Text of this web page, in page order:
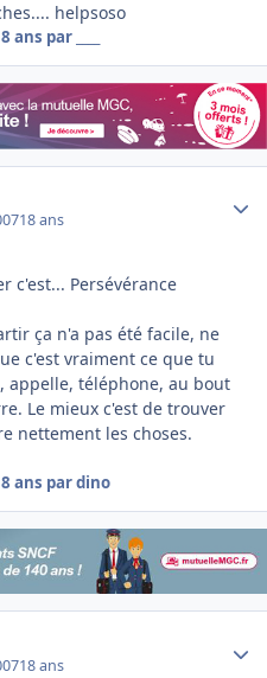
helpsoso
ans par ____
18 ans
c'est... Persévérance
ça n'a pas été facile, ne
c'est vraiment ce que tu
appelle, téléphone, au bout
Le mieux c'est de trouver
nettement les choses.
ans par dino
18 ans